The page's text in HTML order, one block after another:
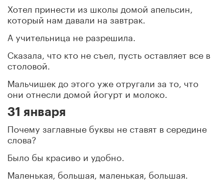
Хотел принести из школы домой апельсин,
который нам давали на завтрак.
А учительница не разрешила.
Сказала, что кто не съел, пусть оставляет все в
столовой.
Мальчишек до этого уже отругали за то, что
они отнесли домой йогурт и молоко.
31 января
Почему заглавные буквы не ставят в середине
слова?
Было бы красиво и удобно.
Маленькая, большая, маленькая, большая.